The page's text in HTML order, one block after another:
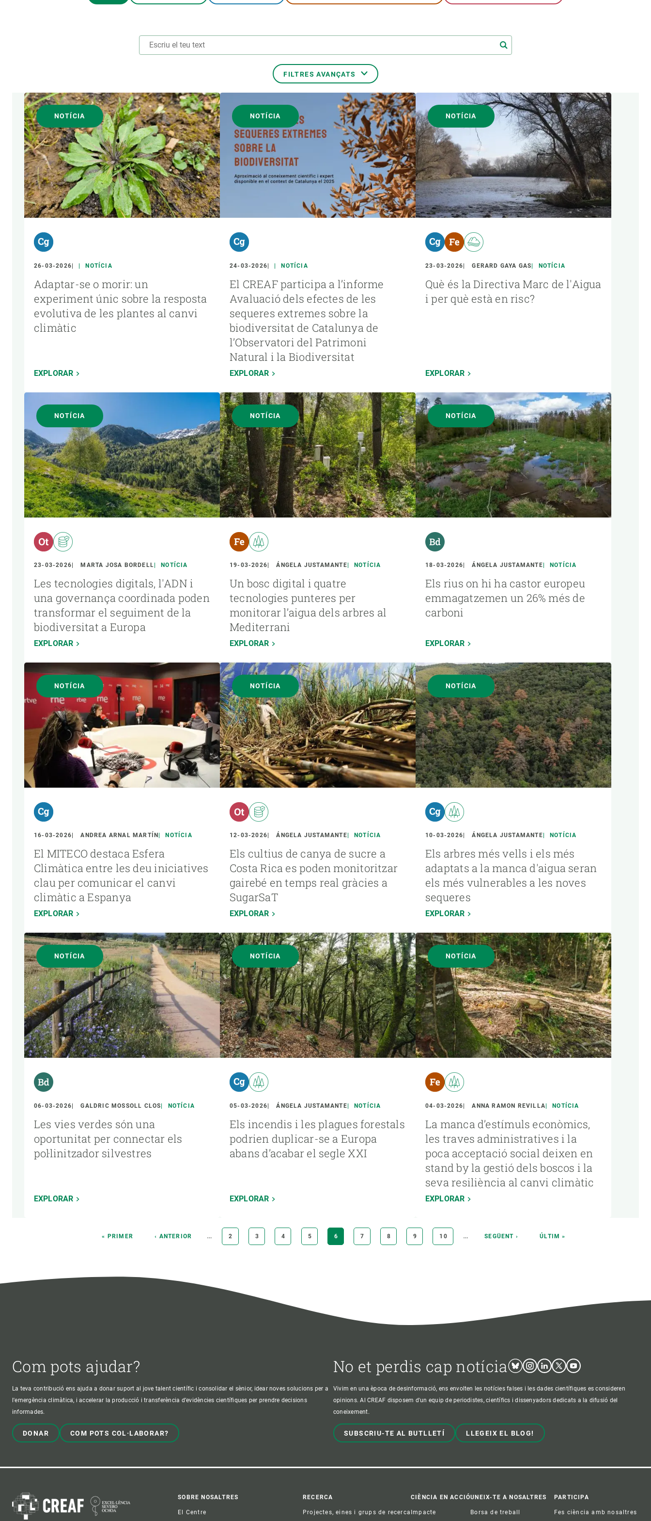
FILTRES AVANÇATS
ÀREES DE RECERCA TEMES TRANSVERSALS
FORMAT AUTOR
NOTÍCIA
26-03-2026 NOTÍCIA
Adaptar-se o morir: un
experiment únic sobre la resposta
evolutiva de les plantes al canvi
climàtic
EXPLORAR
NOTÍCIA
24-03-2026 NOTÍCIA
El CREAF participa a l’informe
Avaluació dels efectes de les
sequeres extremes sobre la
biodiversitat de Catalunya de
l’Observatori del Patrimoni
Natural i la Biodiversitat
EXPLORAR
NOTÍCIA
23-03-2026 GERARD GAYA GAS NOTÍCIA
Què és la Directiva Marc de l'Aigua
i per què està en risc?
EXPLORAR
NOTÍCIA
23-03-2026 MARTA JOSA BORDELL NOTÍCIA
Les tecnologies digitals, l'ADN i
una governança coordinada poden
transformar el seguiment de la
biodiversitat a Europa
EXPLORAR
NOTÍCIA
19-03-2026 ÁNGELA JUSTAMANTE NOTÍCIA
Un bosc digital i quatre
tecnologies punteres per
monitorar l’aigua dels arbres al
Mediterrani
EXPLORAR
NOTÍCIA
18-03-2026 ÁNGELA JUSTAMANTE NOTÍCIA
Els rius on hi ha castor europeu
emmagatzemen un 26% més de
carboni
EXPLORAR
NOTÍCIA
16-03-2026 ANDREA ARNAL MARTÍN NOTÍCIA
El MITECO destaca Esfera
Climàtica entre les deu iniciatives
clau per comunicar el canvi
climàtic a Espanya
EXPLORAR
NOTÍCIA
12-03-2026 ÁNGELA JUSTAMANTE NOTÍCIA
Els cultius de canya de sucre a
Costa Rica es poden monitoritzar
gairebé en temps real gràcies a
SugarSaT
EXPLORAR
NOTÍCIA
10-03-2026 ÁNGELA JUSTAMANTE NOTÍCIA
Els arbres més vells i els més
adaptats a la manca d'aigua seran
els més vulnerables a les noves
sequeres
EXPLORAR
NOTÍCIA
06-03-2026 GALDRIC MOSSOLL CLOS NOTÍCIA
Les vies verdes són una
oportunitat per connectar els
pol·linitzador silvestres
EXPLORAR
NOTÍCIA
05-03-2026 ÁNGELA JUSTAMANTE NOTÍCIA
Els incendis i les plagues forestals
podrien duplicar-se a Europa
abans d’acabar el segle XXI
EXPLORAR
NOTÍCIA
04-03-2026 ANNA RAMON REVILLA NOTÍCIA
La manca d’estímuls econòmics,
les traves administratives i la
poca acceptació social deixen en
stand by la gestió dels boscos i la
seva resiliència al canvi climàtic
EXPLORAR
PRIMERA
« PRIMER
PÀGINA
‹ ANTERIOR … PÀGINA
2 PÀGINA
3 PÀGINA
4 PÀGINA
5
PÀGINA
ACTUAL
6 PÀGINA
7 PÀGINA
8 PÀGINA
9 PÀGINA
10 …
PÀGINA
SEGÜENT ›
ÚLTIMA
ÚLTIM »
Com pots ajudar?
La teva contribució ens ajuda a donar suport al jove talent científic i consolidar el sènior, idear noves solucions per a
l'emergència climàtica, i accelerar la producció i transferència d’evidències científiques per prendre decisions
informades.
DONAR COM POTS COL·LABORAR?
No et perdis cap notícia BlueskyInstagram
LinkedinTwitterYoutube
Vivim en una època de desinformació, ens envolten les notícies falses i les dades científiques es consideren
opinions. Al CREAF disposem d'un equip de periodistes, científics i dissenyadors dedicats a la difusió del
coneixement.
SUBSCRIU-TE AL BUTLLETÍ LLEGEIX EL BLOG!
Footer
SOBRE NOSALTRES
El Centre
RECERCA
Projectes, eines i grups de recerca
CIÈNCIA EN ACCIÓ
Impacte
UNEIX-TE A NOSALTRES
Borsa de treball
PARTICIPA
Fes ciència amb nosaltres
Observació de la terra
Synthesis Actions
Serveis tècnics Programa de màsters i doctorat
Desenvolupament de carrera
Seminaris i activitats internes
T’oferim formació
Biodiversitat